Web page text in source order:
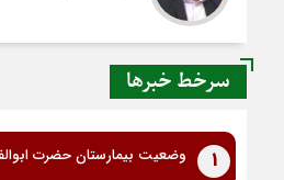
سرخط خبرها
1 وضعیت بیمارستان حضرت